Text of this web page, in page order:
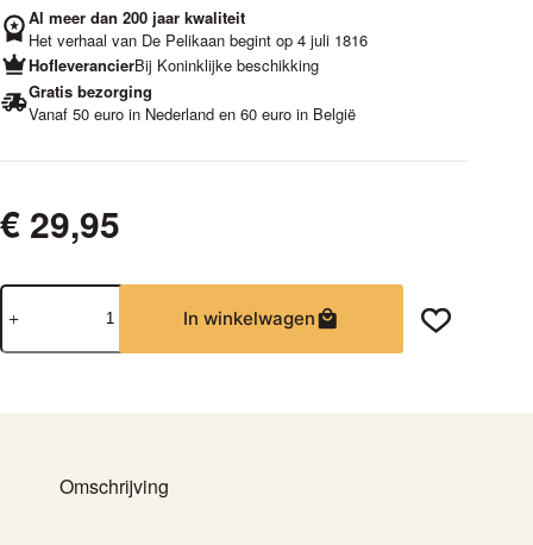
Al meer dan 200 jaar kwaliteit
Het verhaal van De Pelikaan begint op 4 juli 1816
HofleverancierBij Koninklijke beschikking
Gratis bezorging
Vanaf 50 euro in Nederland en 60 euro in België
€ 29,95
Motta
Tamper
Rood
In winkelwagen
Omschrijving